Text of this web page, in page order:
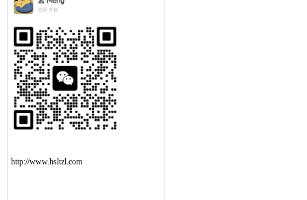
http://www.hsltzl.com